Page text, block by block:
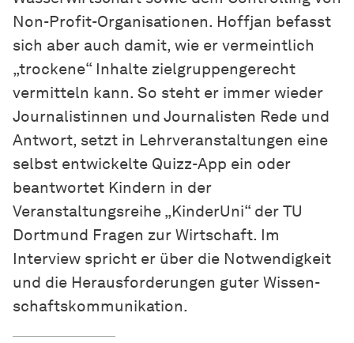
Non-Profit-Organisationen. Hoffjan befasst
sich aber auch damit, wie er vermeintlich
„trockene“ Inhalte zielgruppengerecht
vermitteln kann. So steht er immer wieder
Journalistinnen und Journalisten Rede und
Antwort, setzt in Lehrveranstaltungen eine
selbst entwickelte Quizz-App ein oder
beantwortet Kindern in der
Veranstaltungsreihe „KinderUni“ der TU
Dortmund Fragen zur Wirtschaft. Im
Interview spricht er über die Notwendigkeit
und die Herausforderungen guter Wissen­
schafts­kommunikation.